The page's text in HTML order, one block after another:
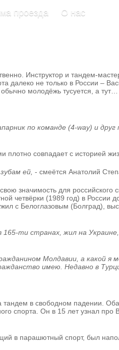
проезда О нас
Инструктор и тандем-
не только в России –
молодёжь тусуется, а тут…
по команде (4-way) и
совпадает с историей
ей, - смеётся Анатолий
значимость для российского
четвёрки (1989 год) в России
с Белоглазовым (Болград),
165-ти странах, жил на
Молдавии, а какой я
имею. Недавно в
тандем в свободном падении.
спорта. Он в 15 лет узнал про
в парашютный спорт, был